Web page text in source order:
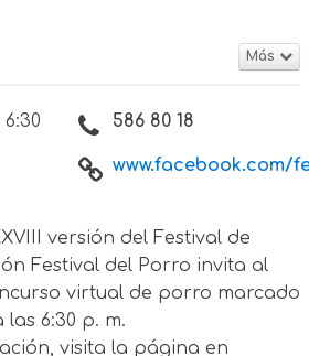
Más
586 80 18
www.facebook.com/
versión del Festival de
Festival del Porro invita al
virtual de porro marcado
las 6:30 p. m.
visita la página en